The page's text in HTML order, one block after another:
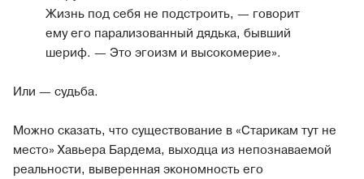
Жизнь под себя не подстроить, — говорит
ему его парализованный дядька, бывший
шериф. — Это эгоизм и высокомерие».
Или — судьба.
Можно сказать, что существование в «Старикам тут не
место» Хавьера Бардема, выходца из непознаваемой
реальности, выверенная экономность его